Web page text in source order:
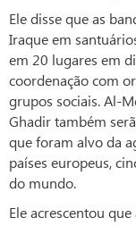
Ele disse que as
Iraque em
em 20 lugares em
coordenação com
grupos sociais. Al-
Ghadir também
que foram alvo da
países europeus,
do mundo.
Ele acrescentou